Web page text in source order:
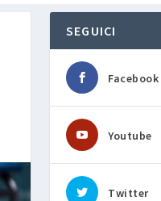
SEGUICI
Facebook
Youtube
Twitter